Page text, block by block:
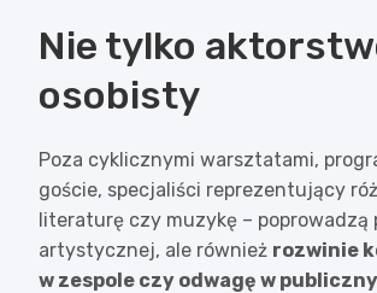
Nie tylko
osobisty
Poza cyklicznymi warsztatami,
goście, specjaliści reprezentujący
literaturę czy muzykę – poprowadzą
artystycznej, ale również rozwinie
w zespole czy odwagę w